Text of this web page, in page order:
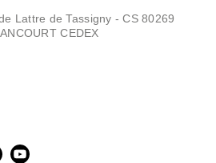
Lattre de Tassigny - CS 80269
CEDEX